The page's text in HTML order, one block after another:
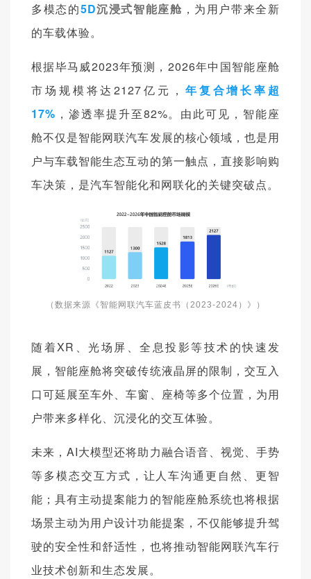
多模态的5D沉浸式智能座舱 ，为用户带来全新
的车载体验。
根据毕马威2023年预测，2026年中国智能座舱
市场规模将达2127亿元， 年复合增长率超
17% ，渗透率提升至82%。由此可见，智能座
舱不仅是智能网联汽车发展的核心领域，也是用
户与车载智能生态互动的第一触点，直接影响购
车决策，是汽车智能化和网联化的关键突破点。
（数据来源《智能网联汽车蓝皮书（2023-2024）》）
随着XR、光场屏、全息投影等技术的快速发
展，智能座舱将突破传统液晶屏的限制，交互入
口可延展至车外、车窗、座椅等多个位置，为用
户带来多样化、沉浸化的交互体验。
未来，AI大模型还将助力融合语音、视觉、手势
等多模态交互方式，让人车沟通更自然、更智
能；具有主动提案能力的智能座舱系统也将根据
场景主动为用户设计功能提案，不仅能够提升驾
驶的安全性和舒适性，也将推动智能网联汽车行
业技术创新和生态发展。